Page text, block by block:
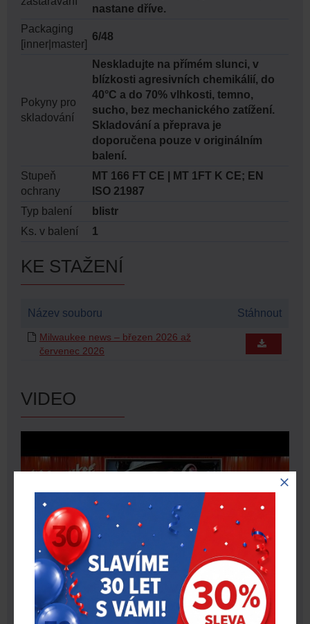
nastane dříve.
Packaging
[inner|master]
6/48
Pokyny pro
skladování
Neskladujte na přímém slunci, v
blízkosti agresivních chemikálií, do
40°C a do 70% vlhkosti, temno,
sucho, bez mechanického zatížení.
Skladování a přeprava je
doporučena pouze v originálním
balení.
Stupeň
ochrany
MT 166 FT CE | MT 1FT K CE; EN
ISO 21987
Typ balení
blistr
Ks. v balení
1
KE STAŽENÍ
Název souboru Stáhnout
Milwaukee news – březen 2026 až
červenec 2026
VIDEO